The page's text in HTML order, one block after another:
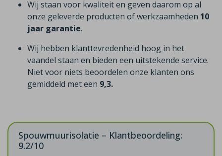
Wij staan voor kwaliteit en geven daarom op al
onze geleverde producten of werkzaamheden 10
jaar garantie.
Wij hebben klanttevredenheid hoog in het
vaandel staan en bieden een uitstekende service.
Niet voor niets beoordelen onze klanten ons
gemiddeld met een 9,3.
Spouwmuurisolatie – Klantbeoordeling:
9.2/10